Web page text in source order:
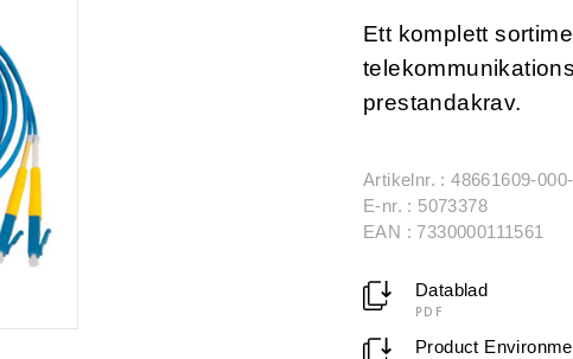
Ett komplett
prestandakrav.
Artikelnr. : 48661609-
E-nr. : 5073378
EAN : 7330000111561
Datablad
PDF
Product